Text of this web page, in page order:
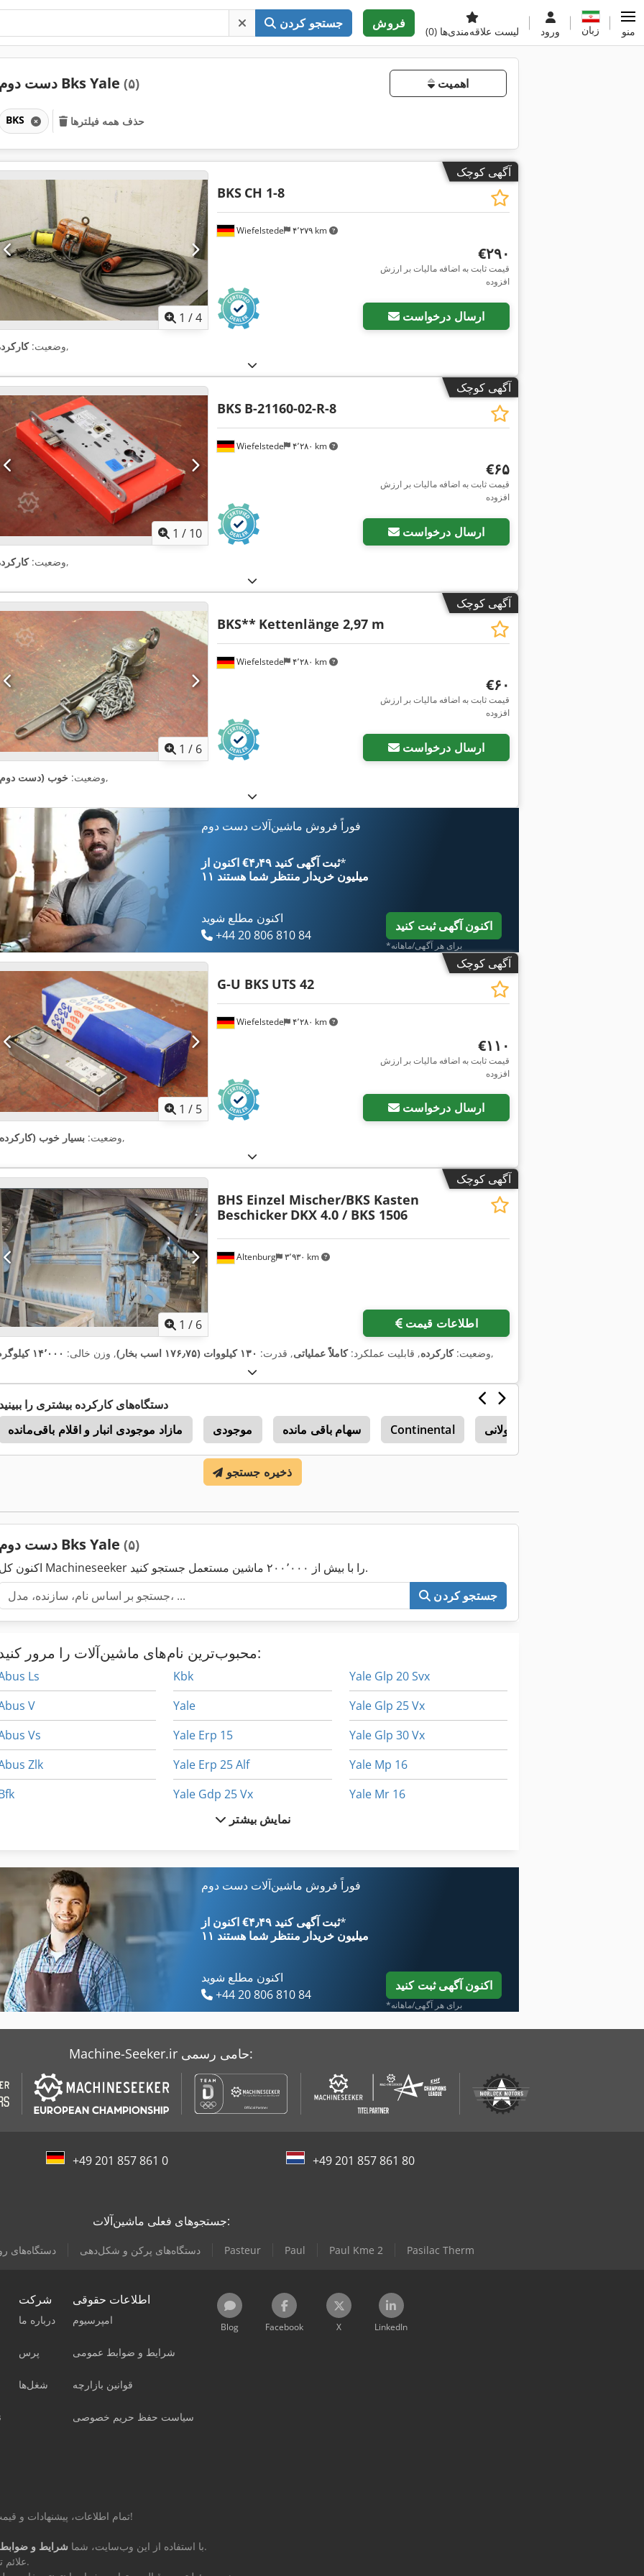
جستجو کردن فروش
لیست علاقه‌مندی‌ها (0) ورود زبان منو
دست دوم Bks Yale (۵) اهمیت
BKS حذف همه فیلترها
آگهی کوچک
1 /4
Wiefelstede ۴٬۲۷۹ km
BKS CH 1-8
‎€۲۹۰
قیمت ثابت به اضافه مالیات بر ارزش
افزوده
ارسال درخواست
وضعیت:,
آگهی کوچک
1 / 10
Wiefelstede ۴٬۲۸۰ km
BKS B-21160-02-R-8
‎€۶۵
قیمت ثابت به اضافه مالیات بر ارزش
افزوده
ارسال درخواست
وضعیت:,
آگهی کوچک
1 / 6
Wiefelstede ۴٬۲۸۰ km
BKS** Kettenlänge 2,97 m
‎€۶۰
قیمت ثابت به اضافه مالیات بر ارزش
افزوده
ارسال درخواست
وضعیت: خوب (دست ,
فوراً فروش ماشین‌آلات دست دوم
اکنون از ‎€۴٫۴۹ ثبت آگهی کنید*
۱۱ میلیون خریدار منتظر شما هستند
اکنون مطلع شوید
+44 20 806 810 84
اکنون آگهی ثبت کنید
*برای هر آگهی/ماهانه
آگهی کوچک
1 / 5
Wiefelstede ۴٬۲۸۰ km
G-U BKS UTS 42
‎€۱۱۰
قیمت ثابت به اضافه مالیات بر ارزش
افزوده
ارسال درخواست
وضعیت: بسیار خوب ,
آگهی کوچک
1 / 6
Altenburg ۳٬۹۳۰ km
BHS Einzel Mischer/BKS Kasten
Beschicker DKX 4.0 / BKS 1506
اطلاعات قیمت
وضعیت:کارکرده, قابلیت عملکرد:کاملاً عملیاتی, قدرت: ۱۳۰ کیلووات (۱۷۶٫۷۵ اسب بخار) , وزن خالی: ۱۴٬۰۰۰ کیلوگرم ,
دستگاه‌های کارکرده بیشتری را ببینید
مازاد موجودی انبار و اقلام باقی‌مانده
موجودی سهام باقی مانده Continental انبار کالا طولانی
ذخیره جستجو
دست دوم Bks Yale (۵)
اکنون کل Machineseeker را با بیش از ۲۰۰٬۰۰۰ ماشین مستعمل جستجو کنید.
جستجو کردن
محبوب‌ترین نام‌های ماشین‌آلات را مرور کنید:
Ls
V
Vs
Zlk
Bsa Bpk 190
Bucher Bu
Kbk
Yale
Yale Erp 15
Yale Erp 25 Alf
Yale Gdp 25 Vx
Yale Gdp 30
Yale Glp 16 Af
Yale Glp 20 Svx
Yale Glp 25 Vx
Yale Glp 30 Vx
Yale Mp 16
Yale Mr 16
نمایش بیشتر
فوراً فروش ماشین‌آلات دست دوم
اکنون از ‎€۴٫۴۹ ثبت آگهی کنید*
۱۱ میلیون خریدار منتظر شما هستند
اکنون مطلع شوید
+44 20 806 810 84
اکنون آگهی ثبت کنید
*برای هر آگهی/ماهانه
Machine-Seeker.ir حامی رسمی:
+49 201 857 861 0
+49 201 857 861 80
جستجوهای فعلی ماشین‌آلات:
دستگاه‌های دستگاه‌های پرکن و شکل‌دهی Pasteur Paul Paul Kme 2 Pasilac Therm
شرکت
درباره ما
پرس
شغل‌ها
اطلاعات حقوقی
امپرسیوم
شرایط و ضوابط عمومی
قوانین بازارچه
سیاست حفظ حریم خصوصی
Blog Facebook X LinkedIn
تمام اطلاعات، پیشنهادات و قیمت‌های این صفحه غیر الزام‌آور و بدون تعهد است!
با استفاده از این وب‌سایت، شما شرایط و
را می‌پذیرید.
علائم تجاری مذکور متعلق به مالکان مربوطه می‌باشند.